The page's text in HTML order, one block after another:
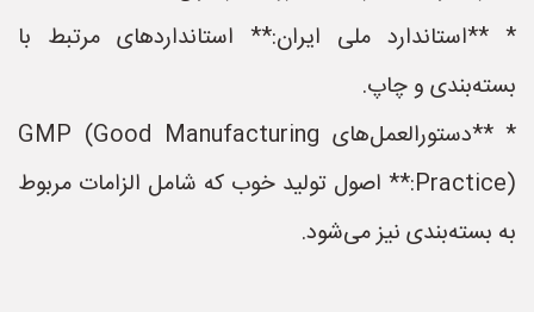
* **استاندارد ملی ایران:** استانداردهای مرتبط با
بسته‌بندی و چاپ.
* **دستورالعمل‌های GMP (Good Manufacturing
Practice):** اصول تولید خوب که شامل الزامات مربوط
به بسته‌بندی نیز می‌شود.